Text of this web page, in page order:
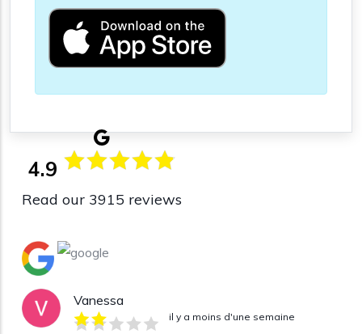
4.9
Read our 3915 reviews
Vanessa
il y a moins d'une semaine